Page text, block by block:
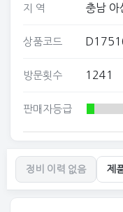
지 역 충남 아
상품코드
방문횟수 1241
판매자등급
정비 이력 없음 제